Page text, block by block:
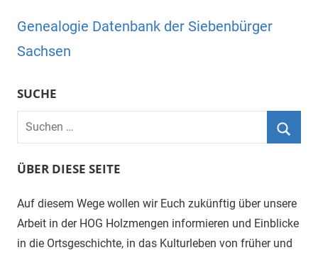
Genealogie Datenbank der Siebenbürger
Sachsen
SUCHE
Suchen
nach:
ÜBER DIESE SEITE
Auf diesem Wege wollen wir Euch zukünftig über unsere
Arbeit in der HOG Holzmengen informieren und Einblicke
in die Ortsgeschichte, in das Kulturleben von früher und